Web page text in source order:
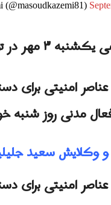
گفته است: «ماموران پای او را شکسته‌اند».
امنیتی برای
مدنی روز شنبه
سعید
امنیتی برای